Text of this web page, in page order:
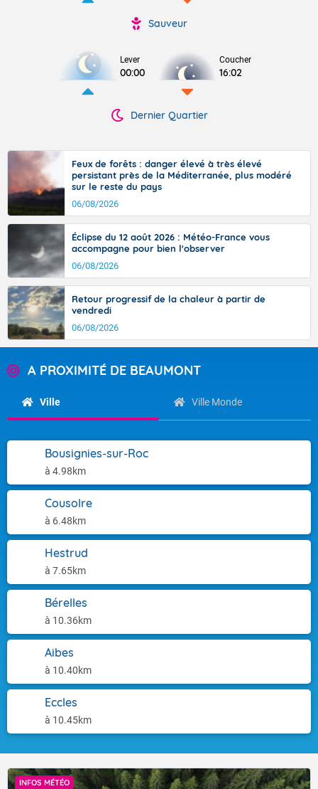
Sauveur
Lever
00:00
Coucher
16:02
Dernier Quartier
Feux de forêts : danger élevé à très élevé
persistant près de la Méditerranée, plus modéré
sur le reste du pays
06/08/2026
Éclipse du 12 août 2026 : Météo-France vous
accompagne pour bien l'observer
06/08/2026
Retour progressif de la chaleur à partir de
vendredi
06/08/2026
A PROXIMITÉ DE BEAUMONT
Ville Ville Monde
Bousignies-sur-Roc
à 4.98km
Cousolre
à 6.48km
Hestrud
à 7.65km
Bérelles
à 10.36km
Aibes
à 10.40km
Eccles
à 10.45km
INFOS MÉTÉO